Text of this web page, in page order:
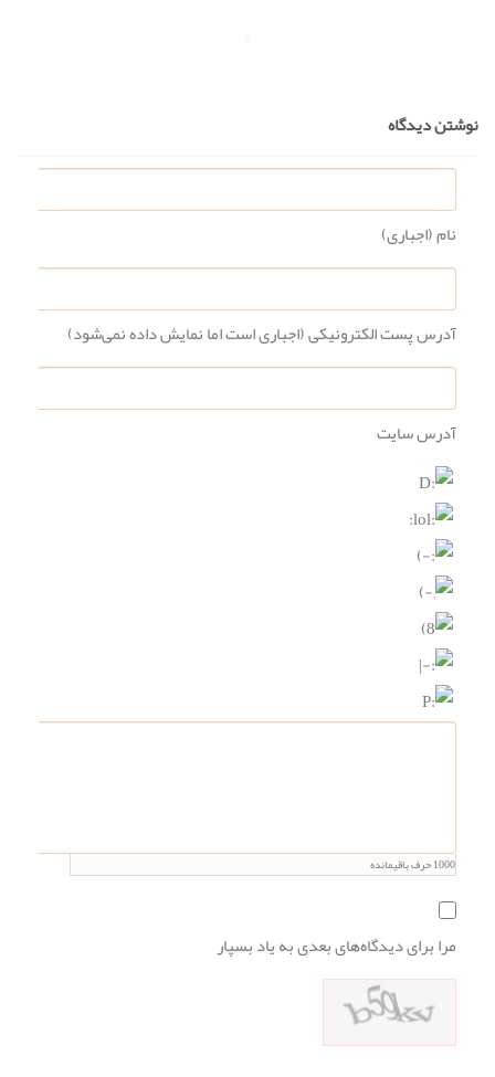
نوشتن دیدگاه
نام (اجباری)
آدرس پست الکترونیکی (اجباری است اما نمایش داده نمی‌شود)
آدرس سایت
1000حرف باقیمانده
مرا برای دیدگاه‌های بعدی به یاد بسپار